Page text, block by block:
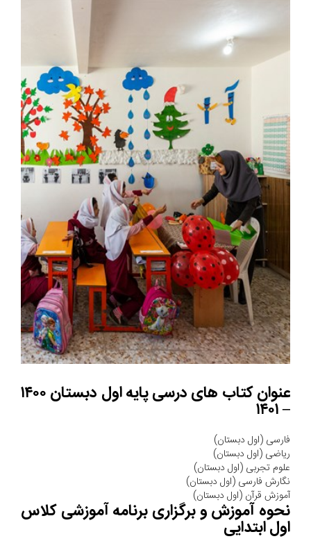
عنوان کتاب های درسی پایه اول دبستان ۱۴۰۰
– ۱۴۰۱
فارسی (اول دبستان)
ریاضی (اول دبستان)
علوم تجربی (اول دبستان)
نگارش فارسی (اول دبستان)
آموزش قرآن (اول دبستان)
نحوه آموزش و برگزاری برنامه آموزشی کلاس
اول ابتدایی